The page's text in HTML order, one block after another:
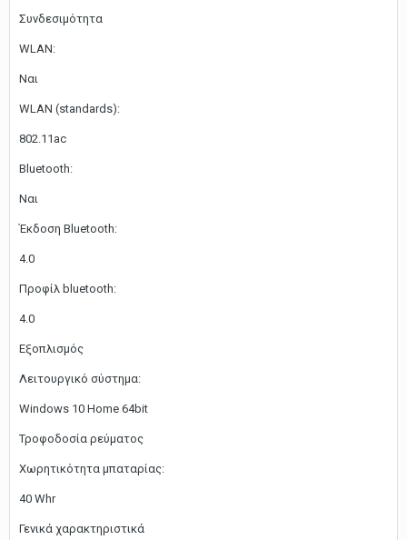
Συνδεσιμότητα
WLAN:
Ναι
WLAN (standards):
802.11ac
Bluetooth:
Ναι
Έκδοση Bluetooth:
4.0
Προφίλ bluetooth:
4.0
Εξοπλισμός
Λειτουργικό σύστημα:
Windows 10 Home 64bit
Τροφοδοσία ρεύματος
Χωρητικότητα μπαταρίας:
40 Whr
Γενικά χαρακτηριστικά